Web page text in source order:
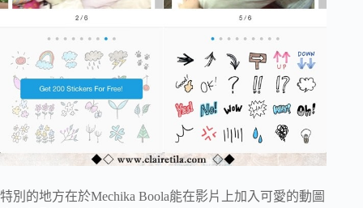
特別的地方在於Mechika Boola能在影片上加入可愛的動圖